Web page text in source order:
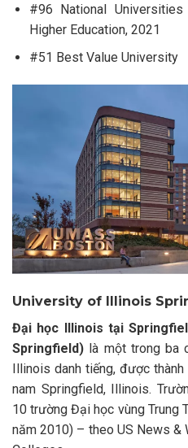
#96 National
Higher Education, 2021
#51 Best Value University
University of Illinois
Đại học Illinois tại
Springfield) là một trong ba
Illinois danh tiếng, được
nam Springfield, Illinois.
10 trường Đại học vùng Trung
năm 2010) – theo US News &